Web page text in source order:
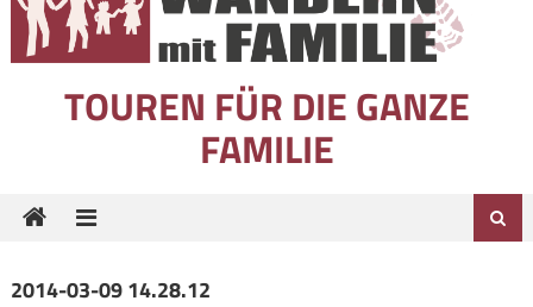
TOUREN FÜR DIE GANZE
FAMILIE
2014-03-09 14.28.12